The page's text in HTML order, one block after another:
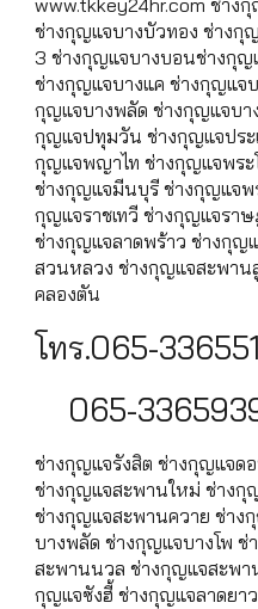
www.tkkey24hr.com ช่าง
ช่างกุญแจบางบัวทอง ช่างกุ
3 ช่างกุญแจบางบอนช่างกุญ
ช่างกุญแจบางแค ช่างกุญแจ
กุญแจบางพลัด ช่างกุญแจบา
กุญแจปทุมวัน ช่างกุญแจประ
กุญแจพญาไท ช่างกุญแจพระ
ช่างกุญแจมีนบุรี ช่างกุญแจพ
กุญแจราชเทวี ช่างกุญแจรา
ช่างกุญแจลาดพร้าว ช่างกุญ
สวนหลวง ช่างกุญแจสะพา
คลองตัน
โทร.065-
065-
ช่างกุญแจรังสิต ช่างกุญแจด
ช่างกุญแจสะพานใหม่ ช่างกุ
ช่างกุญแจสะพานควาย ช่าง
บางพลัด ช่างกุญแจบางโพ
สะพานนวล ช่างกุญแจสะพา
กุญแจซังฮี้ ช่างกุญแจลาดย